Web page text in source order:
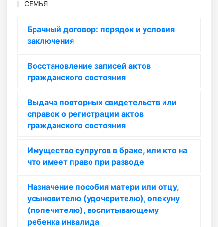
СЕМЬЯ
Брачный договор: порядок и условия
заключения
Восстановление записей актов
гражданского состояния
Выдача повторных свидетельств или
справок о регистрации актов
гражданского состояния
Имущество супругов в браке, или кто на
что имеет право при разводе
Назначение пособия матери или отцу,
усыновителю (удочерителю), опекуну
(попечителю), воспитывающему
ребенка инвалида